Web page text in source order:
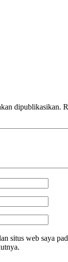
dipublikasikan.
situs web saya